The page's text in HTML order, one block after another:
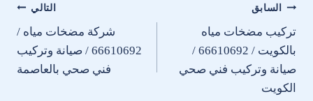
تصفّح
المقالات
السابق
تركيب مضخات مياه
بالكويت / 66610692 /
صيانة وتركيب فني صحي
الكويت
التالي
شركة مضخات مياه /
66610692 / صيانة وتركيب
فني صحي بالعاصمة